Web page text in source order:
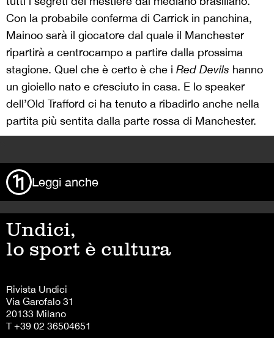
Con la probabile conferma di Carrick in panchina,
Mainoo sarà il giocatore dal quale il Manchester
ripartirà a centrocampo a partire dalla prossima
stagione. Quel che è certo è che i Red Devils hanno
un gioiello nato e cresciuto in casa. E lo speaker
dell’Old Trafford ci ha tenuto a ribadirlo anche nella
partita più sentita dalla parte rossa di Manchester.
Leggi anche
Undici,
lo sport è cultura
Rivista Undici
Via Garofalo 31
20133 Milano
T +39 02 36504651